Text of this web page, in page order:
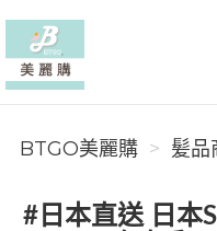
BTGO美麗購
BTGO美麗購 髪品
#日本直送 日本